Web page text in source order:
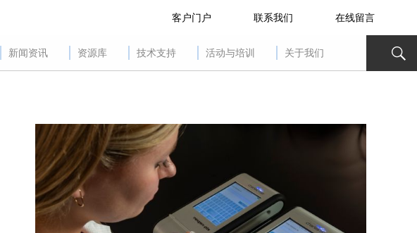
客户门户 联系我们 在线留言
新闻资讯 资源库 技术支持 活动与培训 关于我们